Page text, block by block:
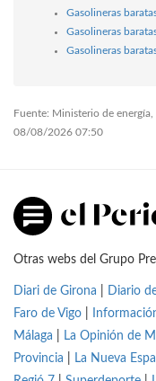
Gasolineras
Gasolineras
Gasolineras
Fuente: Ministerio de
08/08/2026 07:50
Otras webs del Grupo
Diari de Girona Diario
Faro de Vigo
Málaga
La Opinión de
Provincia
La Nueva